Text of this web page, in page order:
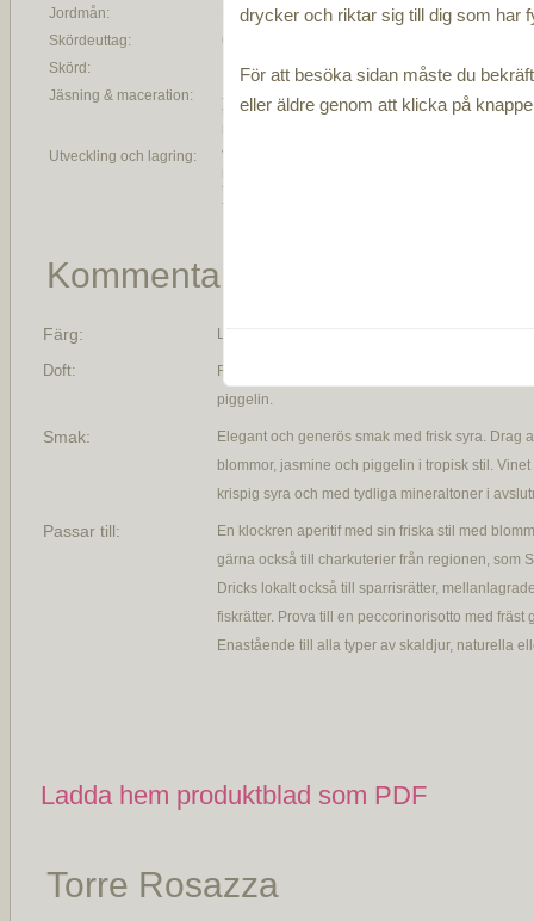
Jordmån:
Märgel och sandsten
Skördeuttag:
6000 kg per hektar
Skörd:
Jäsning & maceration:
Jäsning sker på
temperaturkontrollerade tankar av
Utveckling och lagring:
Vinet vilar på sin jästfällning i fyra
två månader på flaska innan
försäljning
Kommentar
Färg: Ljust gul med gröna reflexer
Doft:
Ren, elegant och tydlig doft med toner av gula
piggelin.
Smak:
Elegant och generös smak med frisk syra. Drag
blommor, jasmine och piggelin i tropisk stil.
krispig syra och med tydliga mineraltoner i
Passar till:
En klockren aperitif med sin friska stil med
gärna också till charkuterier från regionen, som
Dricks lokalt också till sparrisrätter,
fiskrätter. Prova till en peccorinorisotto med fräst
Enastående till alla typer av skaldjur, naturella
Ladda hem produktblad som PDF
Torre Rosazza
drycker och riktar sig till dig som har
För att besöka sidan måste du
eller äldre genom att klicka på